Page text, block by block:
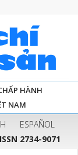
HÀNH
NAM
ESPAÑOL
ISSN 2734-9071